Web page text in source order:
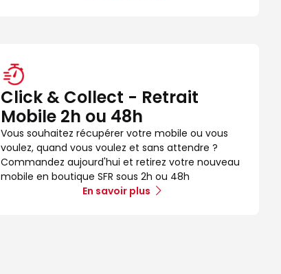
Click & Collect - Retrait
Mobile 2h ou 48h
Vous souhaitez récupérer votre mobile ou vous
voulez, quand vous voulez et sans attendre ?
Commandez aujourd'hui et retirez votre nouveau
mobile en boutique SFR sous 2h ou 48h
En savoir plus